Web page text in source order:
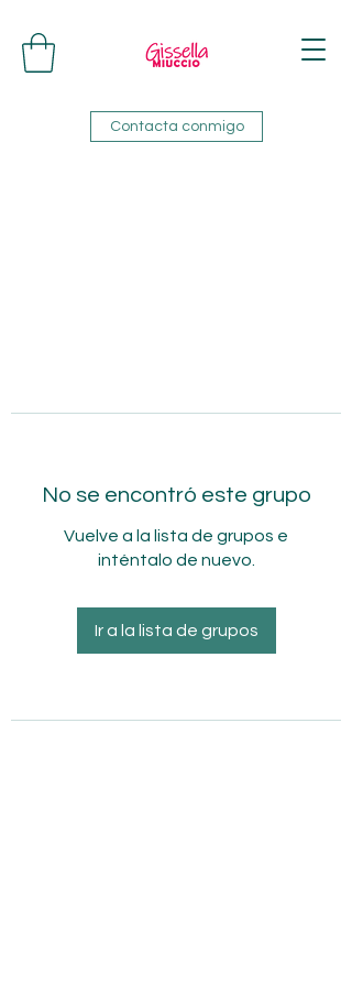
Contacta conmigo
No se encontró este grupo
Vuelve a la lista de grupos e
inténtalo de nuevo.
Ir a la lista de grupos